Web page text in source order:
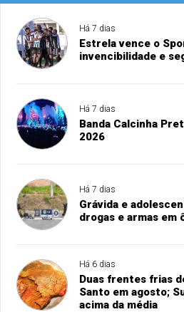
Há 7 dias
Estrela vence o
invencibilidade e
Há 7 dias
Banda Calcinha
2026
Há 7 dias
Grávida e
drogas e armas em
Há 6 dias
Duas frentes frias
Santo em agosto;
acima da média